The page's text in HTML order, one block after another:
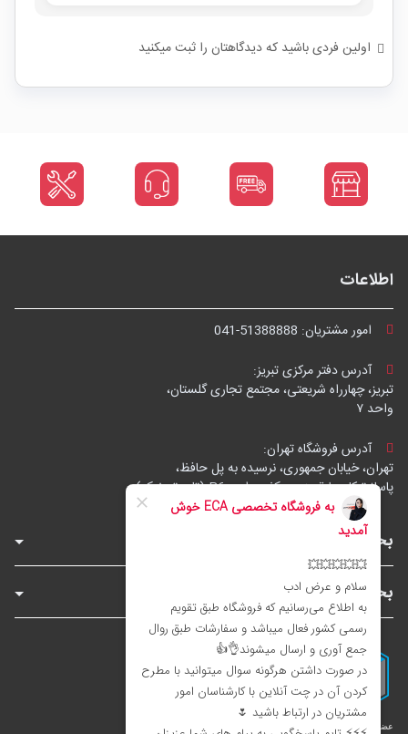
اولین فردی باشید که دیدگاهتان را ثبت میکنید
اطلاعات
امور مشتریان: 041-51388888
آدرس دفتر مرکزی تبریز:
تبریز، چهارراه شریعتی، مجتمع تجاری گلستان،
واحد ۷
آدرس فروشگاه تهران:
تهران، خیابان جمهوری، نرسیده به پل حافظ،
پاساژ توکل، طبقه زیرهمکف، واحد B6 (تاپ ترونیک)
بخش‌های فروشگاه
بخش‌های سایت